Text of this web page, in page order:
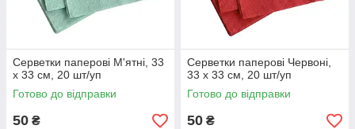
Серветки паперові М'ятні, 33
х 33 см, 20 шт/уп
Готово до відправки
50 ₴
Серветки паперові Червоні,
33 х 33 см, 20 шт/уп
Готово до відправки
50 ₴